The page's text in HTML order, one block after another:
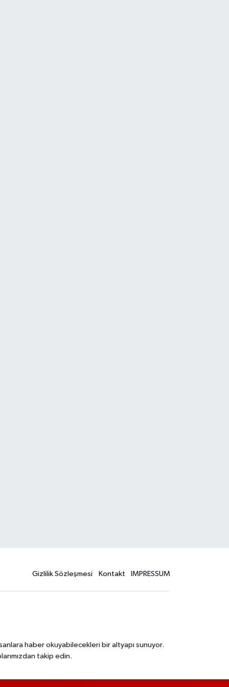
Gizlilik Sözleşmesi Kontakt IMPRESSUM
haber okuyabilecekleri bir altyapı sunuyor.
takip edin.